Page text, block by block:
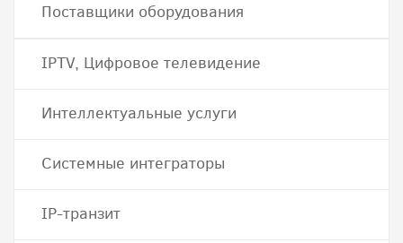
Поставщики оборудования
IPTV, Цифровое телевидение
Интеллектуальные услуги
Системные интеграторы
IP-транзит